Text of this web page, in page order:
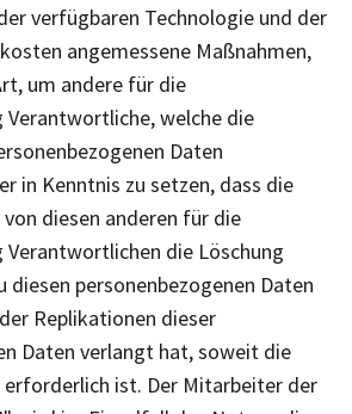
verfügbaren Technologie und der
angemessene Maßnahmen,
um andere für die
Verantwortliche, welche die
Daten
in Kenntnis zu setzen, dass die
diesen anderen für die
Verantwortlichen die Löschung
diesen personenbezogenen Daten
Replikationen dieser
Daten verlangt hat, soweit die
ist. Der Mitarbeiter der